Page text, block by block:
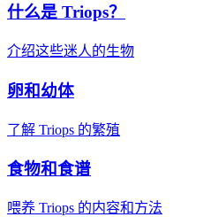
什么是 Triops？
介绍这些迷人的生物
卵和幼体
了解 Triops 的繁殖
食物和食谱
喂养 Triops 的内容和方法